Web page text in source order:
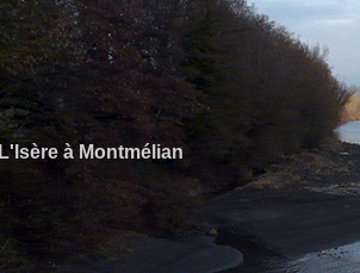
L'Isère à Montmélian